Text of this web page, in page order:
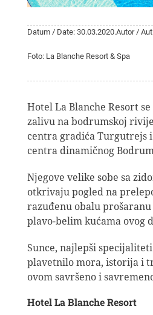
Datum / Date: 30.03.2020.Autor /
Foto: La Blanche Resort & Spa
Hotel La Blanche Resort
zalivu na bodrumskoj
centra gradića Turgutrejs
centra dinamičnog
Njegove velike sobe sa
otkrivaju pogled na
razuđenu obalu
plavo-belim kućama ovog
Sunce, najlepši
plavetnilo mora, istorija i
ovom savršeno i
Hotel La Blanche Resort